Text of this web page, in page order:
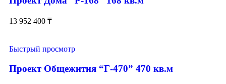
13 952 400 ₸
Быстрый просмотр
Проект Общежития “Г-470” 470 кв.м